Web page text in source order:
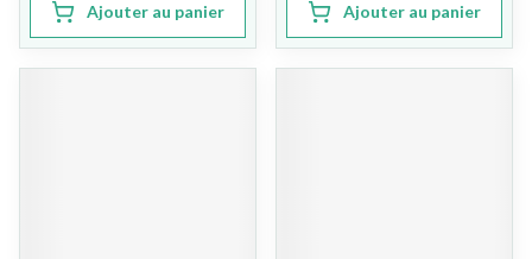
Ajouter au panier Ajouter au panier